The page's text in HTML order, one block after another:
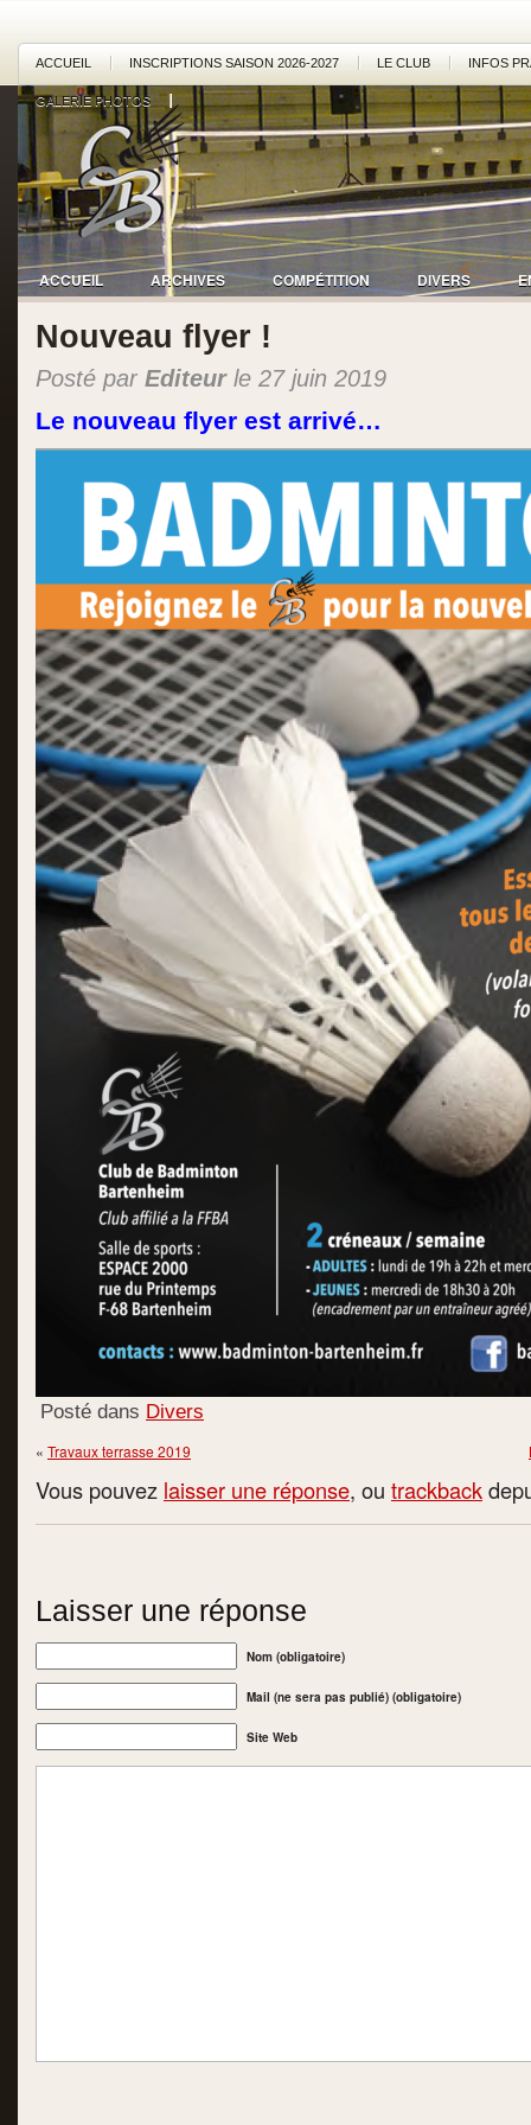
ACCUEIL INSCRIPTIONS SAISON 2026-2027 LE CLUB INFOS
GALERIE PHOTOS
ACCUEIL ARCHIVES COMPÉTITION DIVERS
Nouveau flyer !
Posté par Editeurle 27 juin 2019
Le nouveau flyer est arrivé…
Posté dans Divers
« Travaux terrasse 2019
Vous pouvez laisser une réponse, ou trackback
Laisser une réponse
Nom (obligatoire)
Mail (ne sera pas publié) (obligatoire)
Site Web